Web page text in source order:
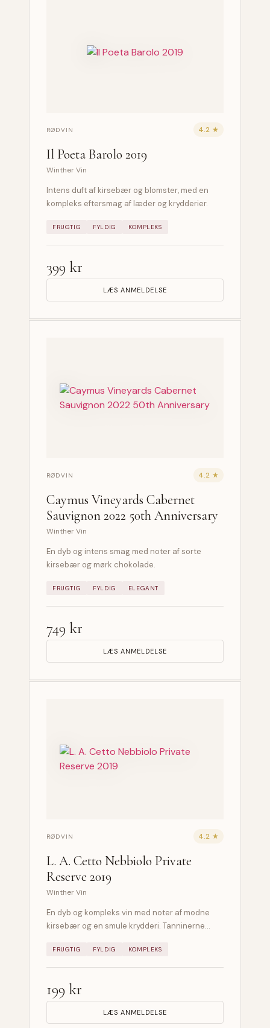
RØDVIN 4.2 ★
Il Poeta Barolo 2019
Winther Vin
Intens duft af kirsebær og blomster, med en
kompleks eftersmag af læder og krydderier.
FRUGTIG FYLDIG KOMPLEKS
399 kr
LÆS ANMELDELSE
RØDVIN 4.2 ★
Caymus Vineyards Cabernet
Sauvignon 2022 50th Anniversary
Winther Vin
En dyb og intens smag med noter af sorte
kirsebær og mørk chokolade.
FRUGTIG FYLDIG ELEGANT
749 kr
LÆS ANMELDELSE
RØDVIN 4.2 ★
L. A. Cetto Nebbiolo Private
Reserve 2019
Winther Vin
En dyb og kompleks vin med noter af modne
kirsebær og en smule krydderi. Tanninerne…
FRUGTIG FYLDIG KOMPLEKS
199 kr
LÆS ANMELDELSE